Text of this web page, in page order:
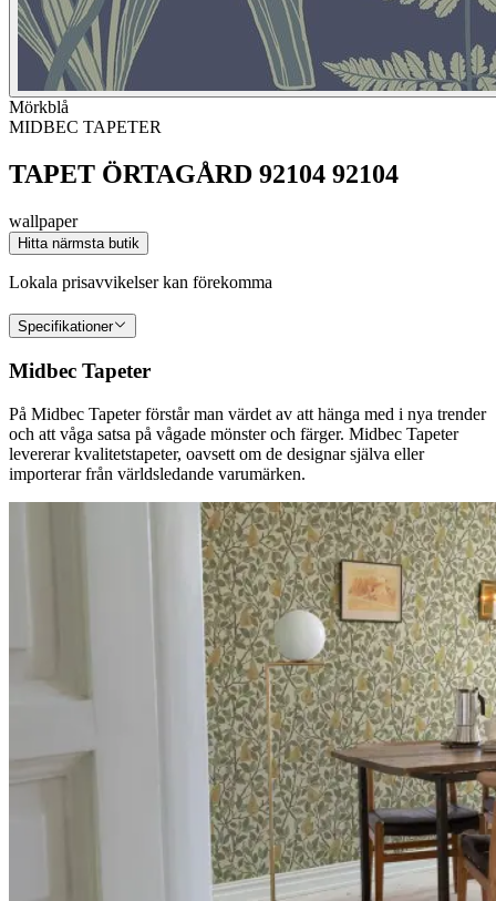
Mörkblå
MIDBEC TAPETER
TAPET ÖRTAGÅRD 92104 92104
wallpaper
Hitta närmsta butik
Lokala prisavvikelser kan förekomma
Specifikationer
Midbec Tapeter
På Midbec Tapeter förstår man värdet av att hänga med i nya trender
och att våga satsa på vågade mönster och färger. Midbec Tapeter
levererar kvalitetstapeter, oavsett om de designar själva eller
importerar från världsledande varumärken.